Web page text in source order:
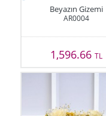
Beyazın Gizemi
AR0004
1,596.66TL